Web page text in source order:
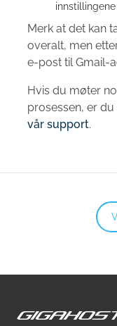
innstillingene
Merk at det kan
overalt, men
e-post til Gmail-
Hvis du møter
prosessen, er
vår support.